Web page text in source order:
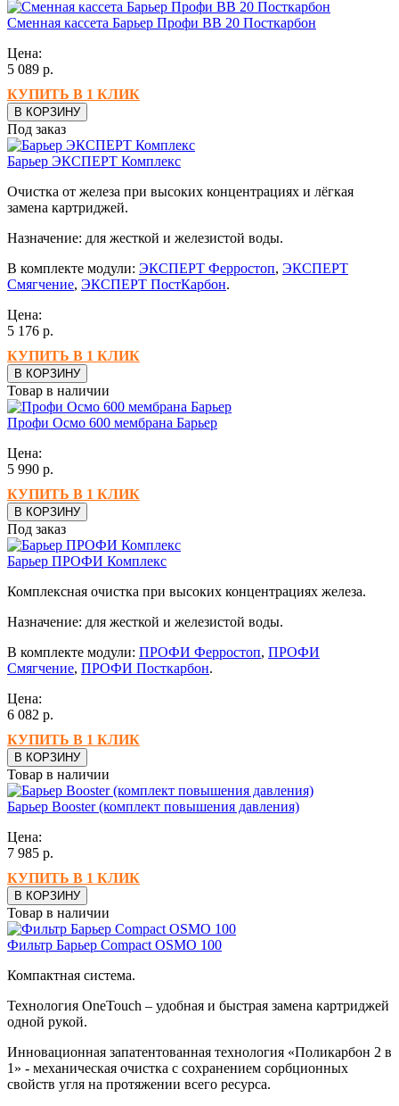
Сменная кассета Барьер Профи ВВ 20 Посткарбон
Цена:
5 089 р.
КУПИТЬ В 1 КЛИК
В КОРЗИНУ
Под заказ
Барьер ЭКСПЕРТ Комплекс
Очистка от железа при высоких концентрациях и лёгкая
замена картриджей.
Назначение: для жесткой и железистой воды.
В комплекте модули: ЭКСПЕРТ Ферростоп, ЭКСПЕРТ
Смягчение, ЭКСПЕРТ ПостКарбон.
Цена:
5 176 р.
КУПИТЬ В 1 КЛИК
В КОРЗИНУ
Товар в наличии
Профи Осмо 600 мембрана Барьер
Цена:
5 990 р.
КУПИТЬ В 1 КЛИК
В КОРЗИНУ
Под заказ
Барьер ПРОФИ Комплекс
Комплексная очистка при высоких концентрациях железа.
Назначение: для жесткой и железистой воды.
В комплекте модули: ПРОФИ Ферростоп, ПРОФИ
Смягчение, ПРОФИ Посткарбон.
Цена:
6 082 р.
КУПИТЬ В 1 КЛИК
В КОРЗИНУ
Товар в наличии
Барьер Booster (комплект повышения давления)
Цена:
7 985 р.
КУПИТЬ В 1 КЛИК
В КОРЗИНУ
Товар в наличии
Фильтр Барьер Compact OSMO 100
Компактная система.
Технология OneTouch – удобная и быстрая замена картриджей
одной рукой.
Инновационная запатентованная технология «Поликарбон 2 в
1» - механическая очистка с сохранением сорбционных
свойств угля на протяжении всего ресурса.